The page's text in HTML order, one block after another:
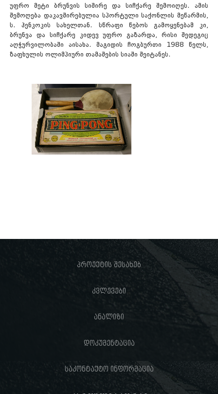
უფრო მეტი ბრუნვის სიშირე და სიჩქარე შემოიღეს. ამის
შემოღება დაკავშირებულია სპორტული საქონლის მეწარმის,
ს. ჰენკოკის სახელთან. სწრაფი წებოს გამოყენებამ კი,
ბრუნვა და სიჩქარე კიდევ უფრო გაზარდა, რისი შედეგიც
აღჭურვილობაში აისახა. მაგიდის ჩოგბურთი 1988 წელს,
ზაფხულის ოლიმპიური თამაშების სიაში შეიტანეს.
პროექტის შესახებ
კვლევები
ანალიზი
დოკუმენტაცია
საკონტაქტო ინფორმაცია